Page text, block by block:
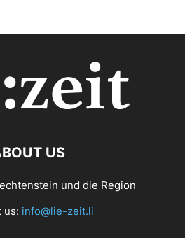
US
und die Region
us: info@lie-zeit.li